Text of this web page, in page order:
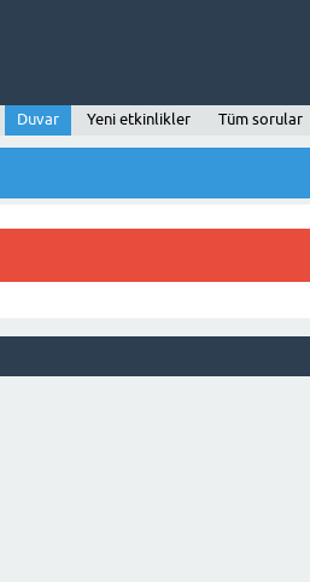
Duvar Yeni etkinlikler Tüm sorular